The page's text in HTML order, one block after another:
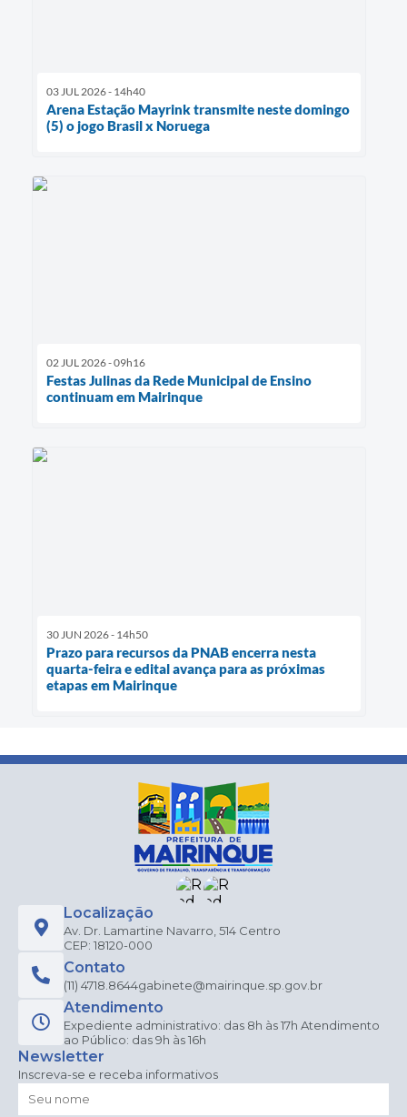
03 JUL 2026 - 14h40
Arena Estação Mayrink transmite neste domingo
(5) o jogo Brasil x Noruega
02 JUL 2026 - 09h16
Festas Julinas da Rede Municipal de Ensino
continuam em Mairinque
30 JUN 2026 - 14h50
Prazo para recursos da PNAB encerra nesta
quarta-feira e edital avança para as próximas
etapas em Mairinque
Localização
Av. Dr. Lamartine Navarro, 514 Centro
CEP: 18120-000
Contato
(11) 4718.8644gabinete@mairinque.sp.gov.br
Atendimento
Expediente administrativo: das 8h às 17h Atendimento
ao Público: das 9h às 16h
Newsletter
Inscreva-se e receba informativos